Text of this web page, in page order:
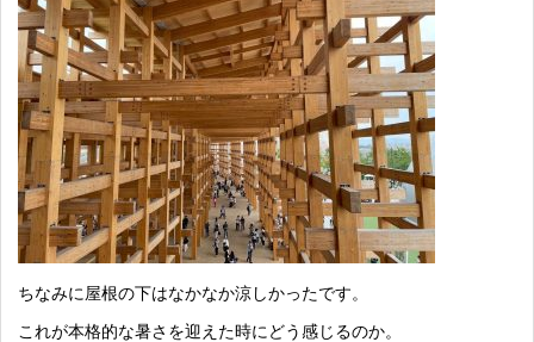
ちなみに屋根の下はなかなか涼しかったです。
これが本格的な暑さを迎えた時にどう感じるのか。